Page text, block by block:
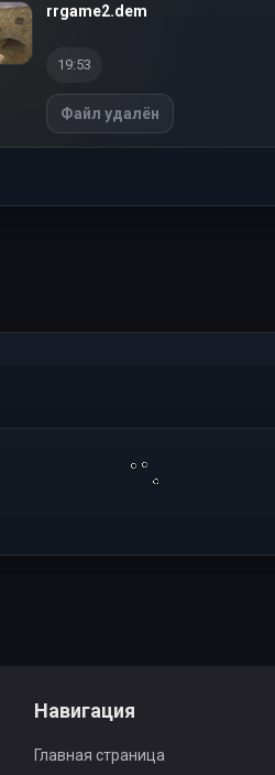
rrgame2.dem
19:53
Файл удалён
Навигация
Главная страница